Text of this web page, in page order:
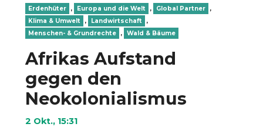
Erdenhüter , Europa und die Welt , Global Partner
,
Klima & Umwelt
, Landwirtschaft
,
Menschen- & Grundrechte
, Wald & Bäume
Afrikas Aufstand
gegen den
Neokolonialismus
2 Okt., 15:31